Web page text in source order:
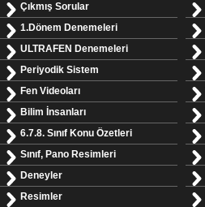
Çıkmış Sorular
1.Dönem Denemeleri
ULTRAFEN Denemeleri
Periyodik Sistem
Fen Videoları
Bilim İnsanları
6.7.8. Sınıf Konu Özetleri
Sınıf, Pano Resimleri
Deneyler
Resimler